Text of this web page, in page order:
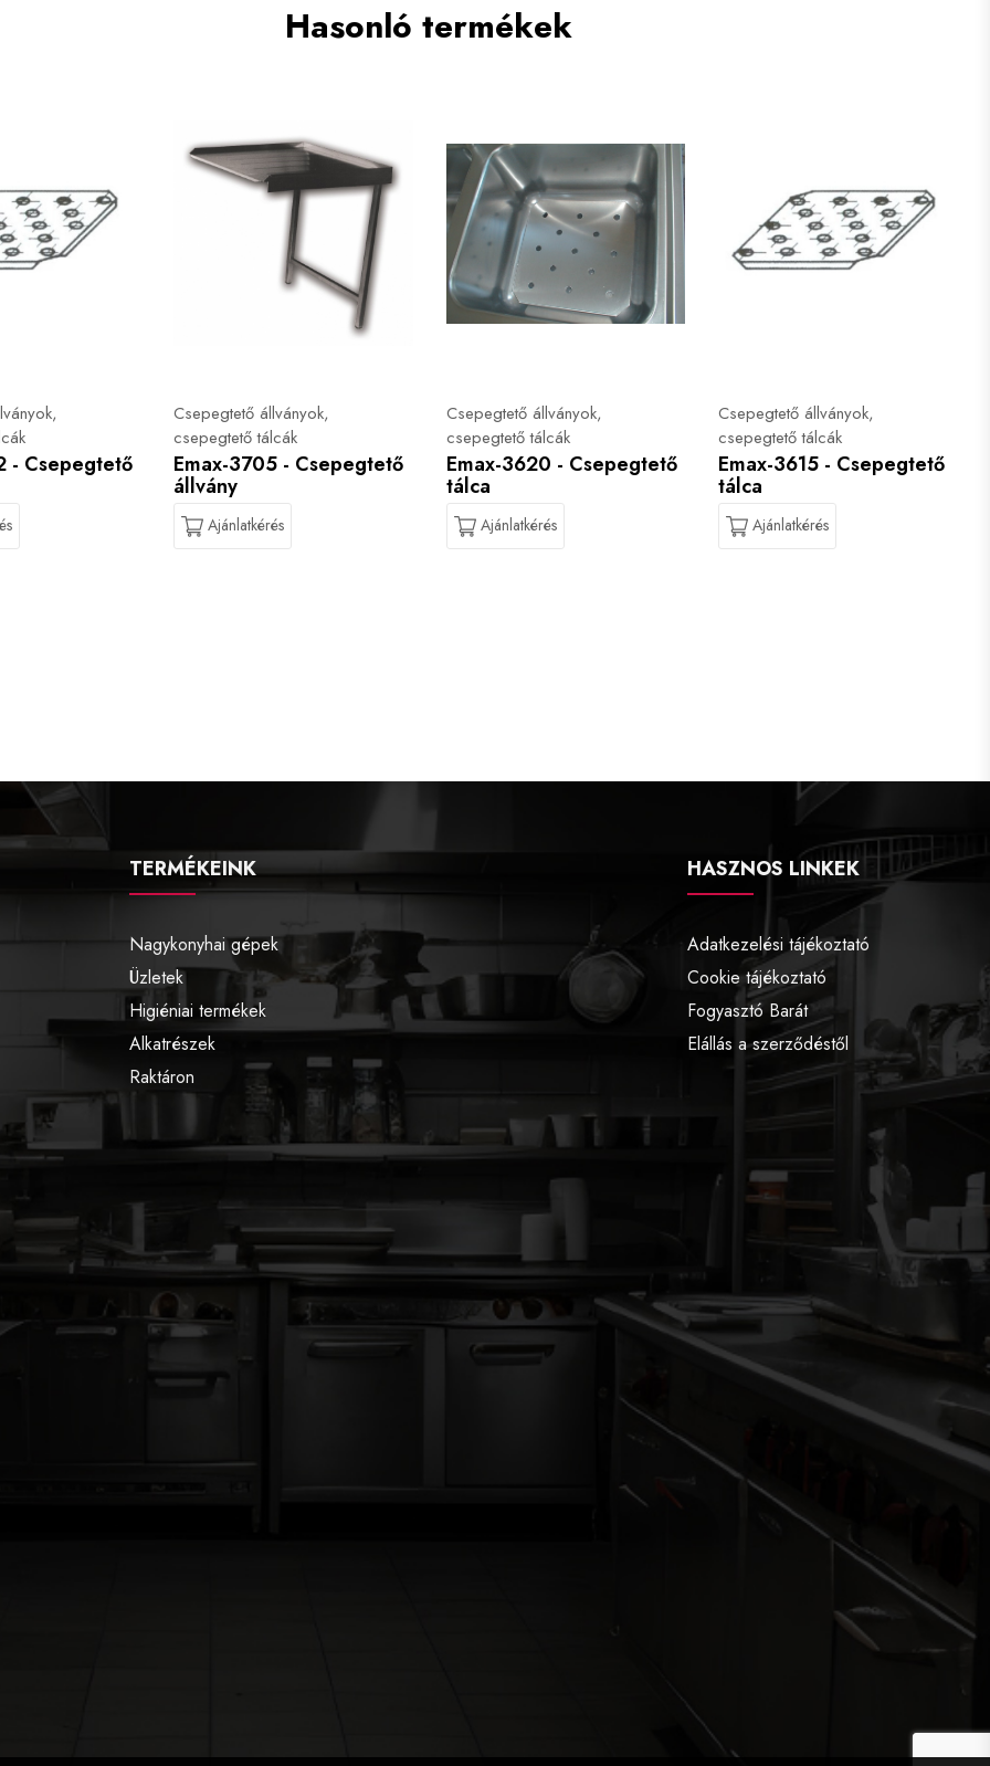
Hasonló termékek
- Csepegtető
Csepegtető állványok,
csepegtető tálcák
Emax-3705 - Csepegtető
állvány
Ajánlatkérés
Csepegtető állványok,
csepegtető tálcák
Emax-3620 - Csepegtető
tálca
Ajánlatkérés
Csepegtető állványok,
csepegtető tálcák
Emax-3615 - Csepegtető
tálca
Ajánlatkérés
TERMÉKEINK
Nagykonyhai gépek
Üzletek
Higiéniai termékek
Alkatrészek
Raktáron
HASZNOS LINKEK
Adatkezelési tájékoztató
Cookie tájékoztató
Fogyasztó Barát
Elállás a szerződéstől